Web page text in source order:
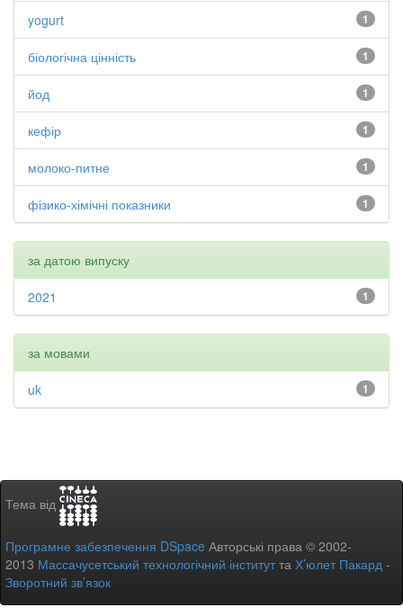
1
yogurt
1
біологічна цінність
1
йод
1
кефір
1
молоко-питне
1
фізико-хімічні показники
за датою випуску
1
2021
за мовами
1
uk
Тема від
Програмне забезпечення DSpace Авторські права © 2002-
2013 Массачусетський технологічний інститутта Х’юлет Пакард -
Зворотний зв’язок